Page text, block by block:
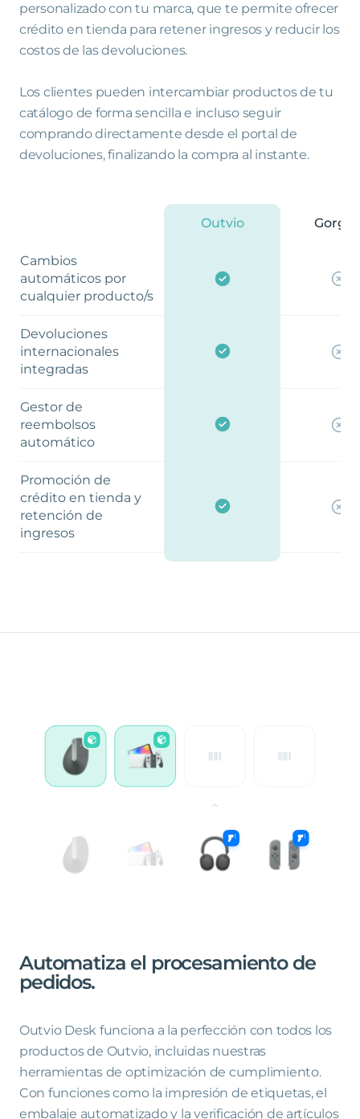
personalizado con tu marca, que te permite ofrecer
crédito en tienda para retener ingresos y reducir los
costos de las devoluciones.
Los clientes pueden intercambiar productos de tu
catálogo de forma sencilla e incluso seguir
comprando directamente desde el portal de
devoluciones, finalizando la compra al instante.
Outvio
Cambios
automáticos por
cualquier producto/s
Devoluciones
internacionales
integradas
Gestor de
reembolsos
automático
Promoción de
crédito en tienda y
retención de
ingresos
Automatiza el procesamiento de
pedidos.
Outvio Desk funciona a la perfección con todos los
productos de Outvio, incluidas nuestras
herramientas de optimización de cumplimiento.
Con funciones como la impresión de etiquetas, el
embalaje automatizado y la verificación de artículos